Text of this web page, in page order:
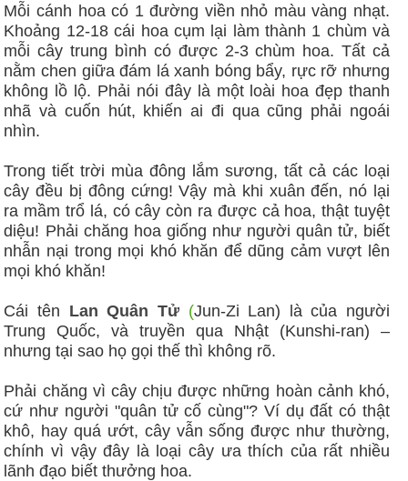
Mỗi cánh hoa có 1 đường viền nhỏ màu vàng nhạt.
Khoảng 12-18 cái hoa cụm lại làm thành 1 chùm và
mỗi cây trung bình có được 2-3 chùm hoa. Tất cả
nằm chen giữa đám lá xanh bóng bẩy, rực rỡ nhưng
không lồ lộ. Phải nói đây là một loài hoa đẹp thanh
nhã và cuốn hút, khiến ai đi qua cũng phải ngoái
nhìn.
Trong tiết trời mùa đông lắm sương, tất cả các loại
cây đều bị đông cứng! Vậy mà khi xuân đến, nó lại
ra mầm trổ lá, có cây còn ra được cả hoa, thật tuyệt
diệu! Phải chăng hoa giống như người quân tử, biết
nhẫn nại trong mọi khó khăn để dũng cảm vượt lên
mọi khó khăn!
Cái tên Lan Quân Tử(Jun-Zi Lan) là của người
Trung Quốc, và truyền qua Nhật (Kunshi-ran) –
nhưng tại sao họ gọi thế thì không rõ.
Phải chăng vì cây chịu được những hoàn cảnh khó,
cứ như người "quân tử cố cùng"? Ví dụ đất có thật
khô, hay quá ướt, cây vẫn sống được như thường,
chính vì vậy đây là loại cây ưa thích của rất nhiều
lãnh đạo biết thưởng hoa.